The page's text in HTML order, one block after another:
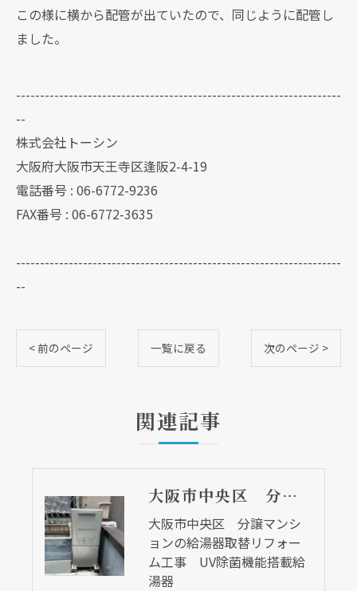
この様に横から配管が出ていたので、同じように配管し
ました。
--------------------------------------------------------------------
--
株式会社トーシン
大阪府大阪市天王寺区逢阪2-4-19
電話番号 : 06-6772-9236
FAX番号 : 06-6772-3635
--------------------------------------------------------------------
--
< 前のページ 一覧に戻る 次のページ >
関連記事
大阪市中央区 分譲マンションの給湯器取替リフォーム工事 UV除菌機能搭載給湯器
大阪市中央区 分譲マンシ
ョンの給湯器取替リフォー
ム工事 UV除菌機能搭載給
湯器